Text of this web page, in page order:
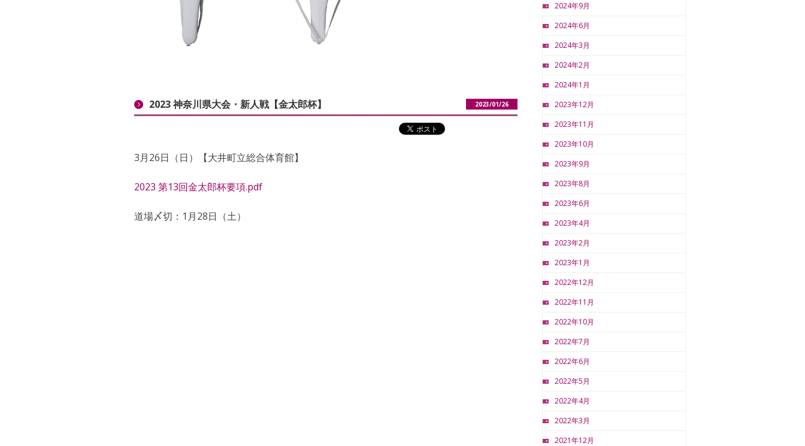
2023 神奈川県大会・新人戦【金太郎杯】 2023/01/26
3月26日（日）【大井町立総合体育館】
2023 第13回金太郎杯要項.pdf
道場〆切：1月28日（土）
2024年9月
2024年6月
2024年3月
2024年2月
2024年1月
2023年12月
2023年11月
2023年10月
2023年9月
2023年8月
2023年6月
2023年4月
2023年2月
2023年1月
2022年12月
2022年11月
2022年10月
2022年7月
2022年6月
2022年5月
2022年4月
2022年3月
2021年12月